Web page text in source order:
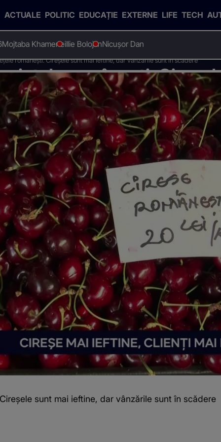
ACTUALE POLITIC EDUCAȚIE EXTERNE LIFE TECH
Mojtaba KhameneiIlie BolojanNicușor Dan
românești. Cireșele sunt mai ieftine, dar vânzările sunt în scădere
piețele românești.
în scădere
sunt mai ieftine, dar vânzările sunt în scădere